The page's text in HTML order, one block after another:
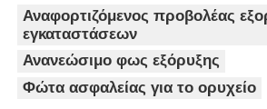
Αναφορτιζόμενος προβολέας
εγκαταστάσεων
Ανανεώσιμο φως εξόρυξης
Φώτα ασφαλείας για το ορυχείο